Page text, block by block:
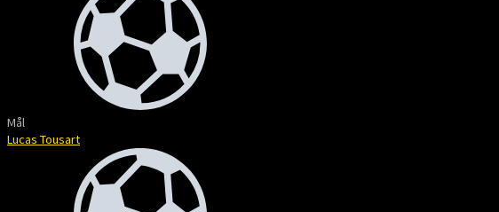
Mål
Lucas Tousart